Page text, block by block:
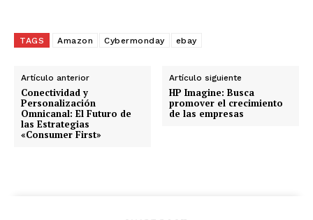
g
n
d
o
.
.
TAGS Amazon Cybermonday ebay
Artículo anterior
Conectividad y
Personalización
Omnicanal: El Futuro de
las Estrategias
«Consumer First»
Artículo siguiente
HP Imagine: Busca
promover el crecimiento
de las empresas